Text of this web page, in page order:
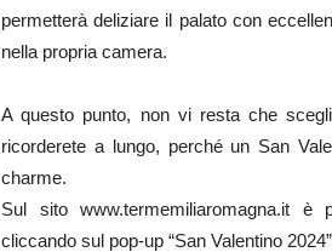
permetterà deliziare il palato con
nella propria camera.
A questo punto, non vi resta che
ricorderete a lungo, perché un San
charme.
Sul sito www.termemiliaromagna.it è
cliccando sul pop-up “San Valentino